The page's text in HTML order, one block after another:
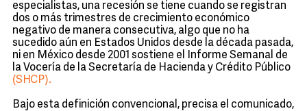
especialistas, una recesión se tiene cuando se registran
dos o más trimestres de crecimiento económico
negativo de manera consecutiva, algo que no ha
sucedido aún en Estados Unidos desde la década pasada,
ni en México desde 2001 sostiene el Informe Semanal de
la Vocería de la Secretaría de Hacienda y Crédito Público
(SHCP).
Bajo esta definición convencional, precisa el comunicado,